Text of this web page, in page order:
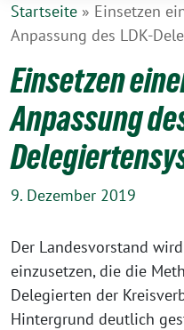
Startseite » Einsetzen
Anpassung des LDK-
Einsetzen
Anpassung
9. Dezember 2019
Der Landesvorstand
einzusetzen, die die
Delegierten der
Hintergrund deutlich